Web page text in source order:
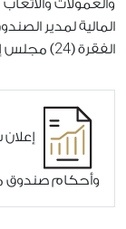
والعمولات
المالية لمدير
الفقرة (24) مجلس
وأحكام صندوق